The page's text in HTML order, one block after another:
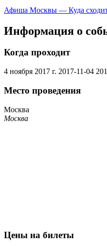
Афиша Москвы — Куда
Информация о
Когда проходит
4 ноября 2017 г. 2017-11-04
Место проведения
Москва
Москва
Цены на билеты